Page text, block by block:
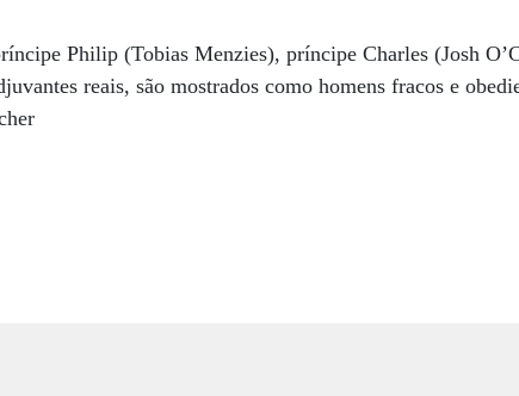
Philip (Tobias Menzies), príncipe Charles (Josh
reais, são mostrados como homens fracos e